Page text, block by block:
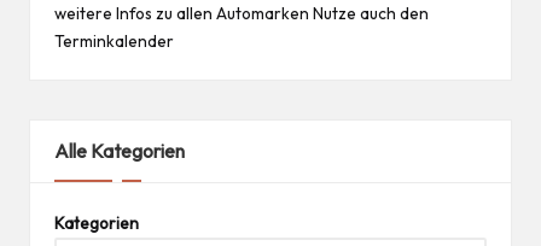
weitere Infos zu allen Automarken Nutze auch den
Terminkalender
Alle Kategorien
Kategorien